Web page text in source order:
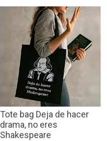
Tote bag Deja de hacer
drama, no eres
Shakespeare